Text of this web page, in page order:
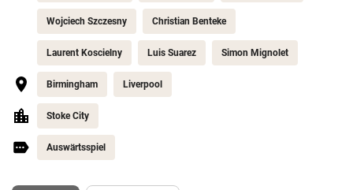
Wojciech Szczesny Christian Benteke
Laurent Koscielny Luis Suarez Simon Mignolet
Birmingham Liverpool
Stoke City
Auswärtsspiel